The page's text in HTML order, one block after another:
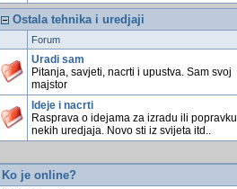
Ostala tehnika i uredjaji
Forum
Uradi sam
Pitanja, savjeti, nacrti i upustva. Sam svoj
majstor
Ideje i nacrti
Rasprava o idejama za izradu ili popravku
nekih uredjaja. Novo sti iz svijeta itd..
Ko je online?